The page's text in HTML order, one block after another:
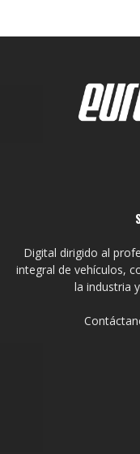
Digital dirigido al
integral de vehículos,
la industria